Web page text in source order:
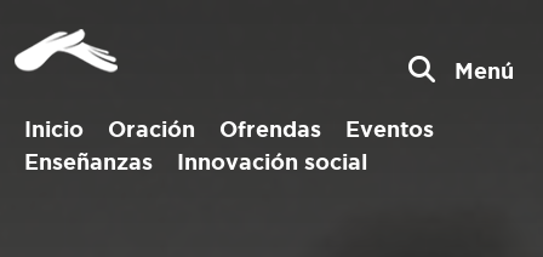
Inicio Oración Ofrendas
Eventos
Enseñanzas
Innovación social
Menú